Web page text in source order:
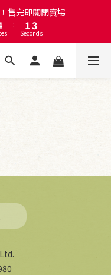
首購滿千再折百
02
1
0
Seconds
員首購滿千再折百